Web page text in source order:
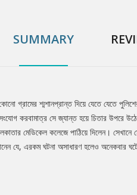
SUMMARY
গ্রামের শ্মশানপ্রান্ত দিয়ে যেতে যেতে
করবামাত্র সে জ্যান্ত হয়ে চিতার উপরে
মেডিকেল কলেজে পাঠিয়ে দিলেন।
যে, এরকম ঘটনা অসাধারণ হলেও